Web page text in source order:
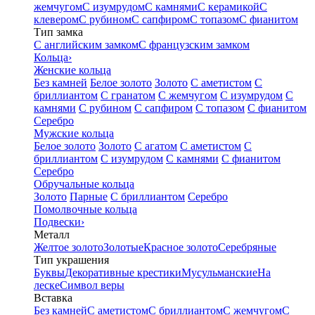
жемчугомС изумрудомС камнямиС керамикойС
клеверомС рубиномС сапфиромС топазомС фианитом
Тип замка
С английским замкомС французским замком
Кольца›
Женские кольца
Без камней Белое золото Золото С аметистом С
бриллиантом С гранатом С жемчугом С изумрудом С
камнями С рубином С сапфиром С топазом С фианитом
Серебро
Мужские кольца
Белое золото Золото С агатом С аметистом С
бриллиантом С изумрудом С камнями С фианитом
Серебро
Обручальные кольца
Золото Парные С бриллиантом Серебро
Помолвочные кольца
Подвески›
Металл
Желтое золотоЗолотыеКрасное золотоСеребряные
Тип украшения
БуквыДекоративные крестикиМусульманскиеНа
лескеСимвол веры
Вставка
Без камнейС аметистомС бриллиантомС жемчугомС